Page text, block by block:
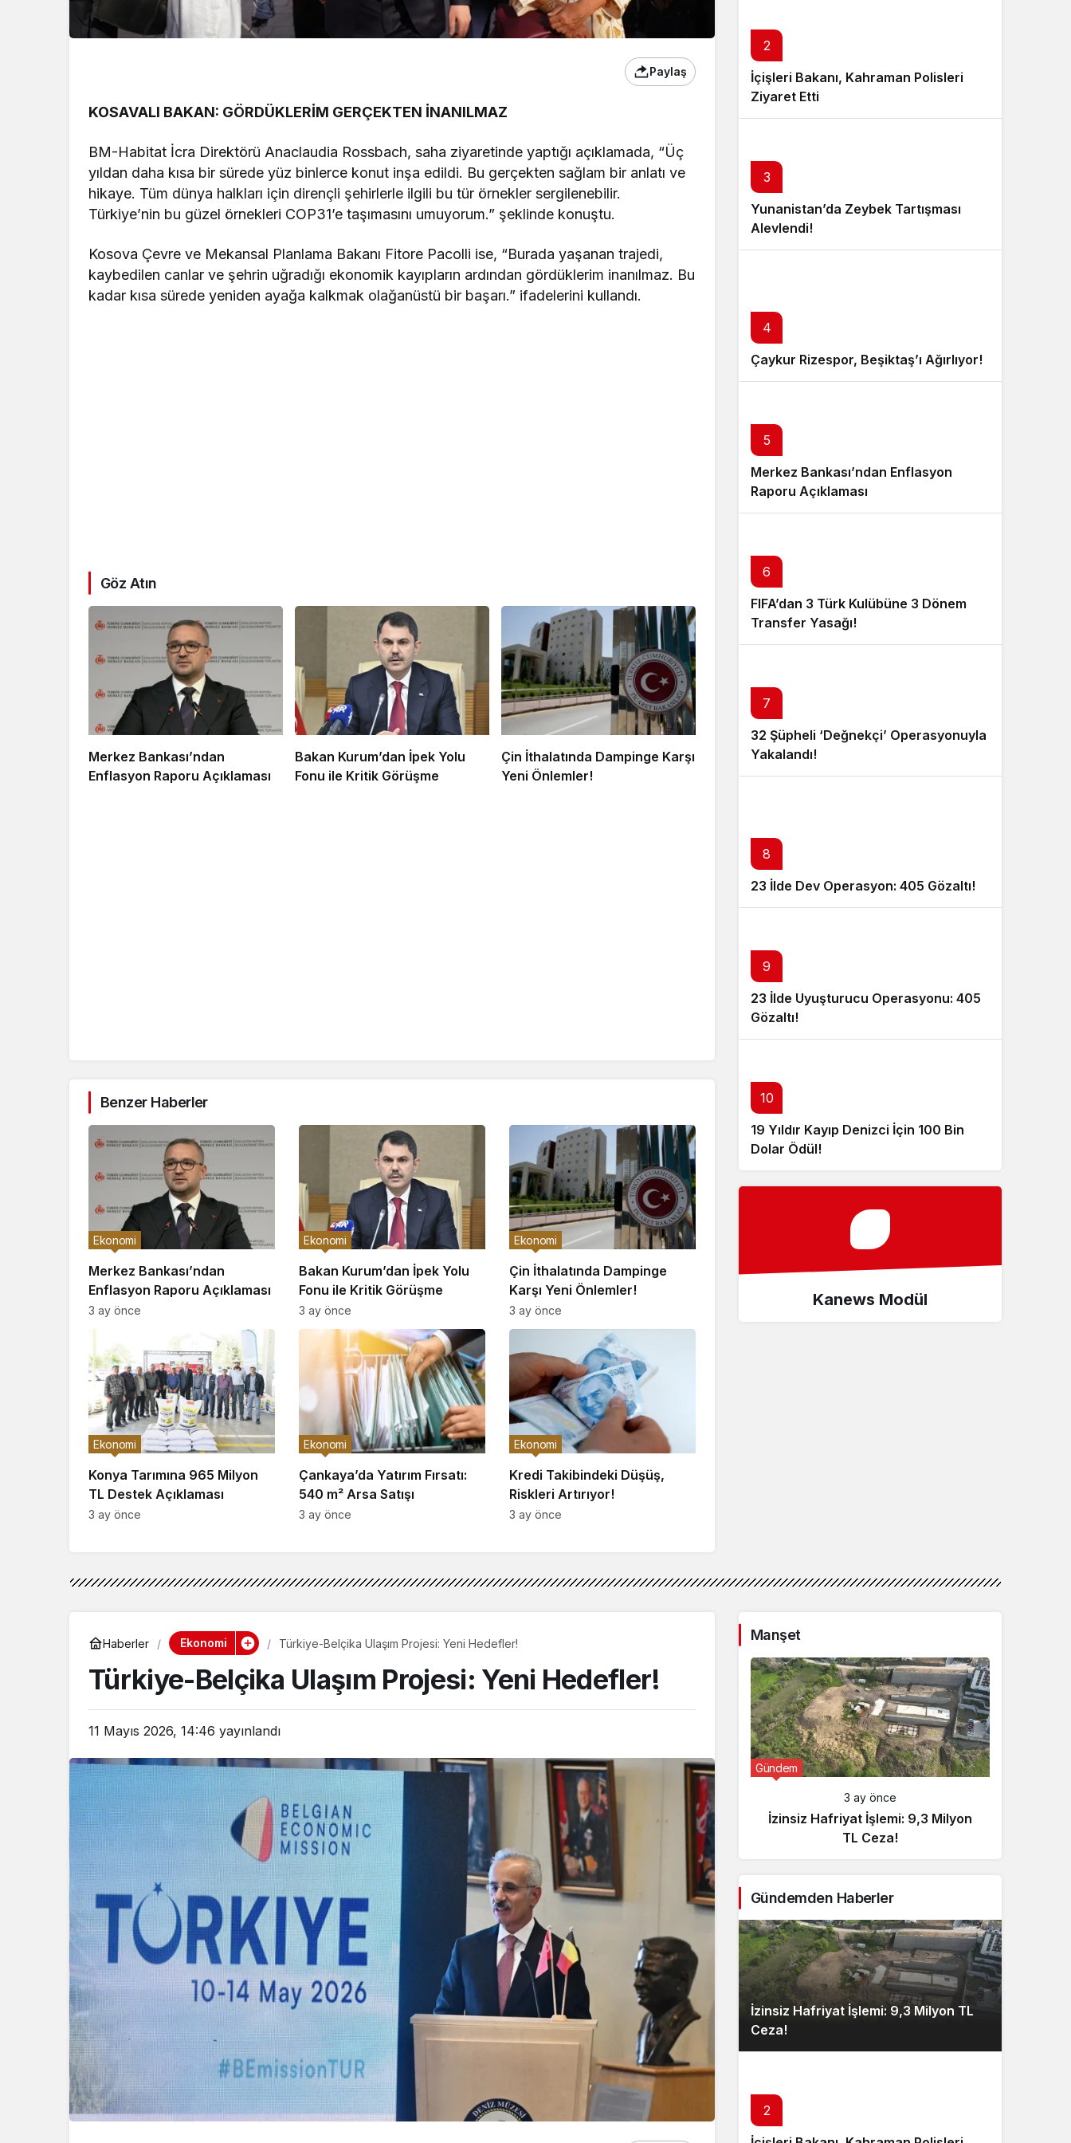
Paylaş
KOSAVALI BAKAN: GÖRDÜKLERİM GERÇEKTEN İNANILMAZ
BM-Habitat İcra Direktörü Anaclaudia Rossbach, saha ziyaretinde yaptığı açıklamada, “Üç
yıldan daha kısa bir sürede yüz binlerce konut inşa edildi. Bu gerçekten sağlam bir anlatı ve
hikaye. Tüm dünya halkları için dirençli şehirlerle ilgili bu tür örnekler sergilenebilir.
Türkiye’nin bu güzel örnekleri COP31’e taşımasını umuyorum.” şeklinde konuştu.
Kosova Çevre ve Mekansal Planlama Bakanı Fitore Pacolli ise, “Burada yaşanan trajedi,
kaybedilen canlar ve şehrin uğradığı ekonomik kayıpların ardından gördüklerim inanılmaz. Bu
kadar kısa sürede yeniden ayağa kalkmak olağanüstü bir başarı.” ifadelerini kullandı.
Göz Atın
Merkez Bankası’ndan
Enflasyon Raporu Açıklaması
Bakan Kurum’dan İpek Yolu
Fonu ile Kritik Görüşme
Çin İthalatında Dampinge Karşı
Yeni Önlemler!
Benzer Haberler
Merkez Bankası’ndan
Enflasyon Raporu Açıklaması
Ekonomi
3 ay önce
Bakan Kurum’dan İpek Yolu
Fonu ile Kritik Görüşme
Ekonomi
3 ay önce
Çin İthalatında Dampinge
Karşı Yeni Önlemler!
Ekonomi
3 ay önce
Konya Tarımına 965 Milyon
TL Destek Açıklaması
Ekonomi
3 ay önce
Çankaya’da Yatırım Fırsatı:
540 m² Arsa Satışı
Ekonomi
3 ay önce
Kredi Takibindeki Düşüş,
Riskleri Artırıyor!
Ekonomi
3 ay önce
2
İçişleri Bakanı, Kahraman Polisleri
Ziyaret Etti
3
Yunanistan’da Zeybek Tartışması
Alevlendi!
4
Çaykur Rizespor, Beşiktaş’ı Ağırlıyor!
5
Merkez Bankası’ndan Enflasyon
Raporu Açıklaması
6
FIFA’dan 3 Türk Kulübüne 3 Dönem
Transfer Yasağı!
7
32 Şüpheli ‘Değnekçi’ Operasyonuyla
Yakalandı!
8
23 İlde Dev Operasyon: 405 Gözaltı!
9
23 İlde Uyuşturucu Operasyonu: 405
Gözaltı!
10
19 Yıldır Kayıp Denizci İçin 100 Bin
Dolar Ödül!
Kanews Modül
Haberler Ekonomi Türkiye-Belçika Ulaşım Projesi: Yeni Hedefler!
Türkiye-Belçika Ulaşım Projesi: Yeni Hedefler!
11 Mayıs 2026, 14:46 yayınlandı
Manşet
Gündem
3 ay önce
İzinsiz Hafriyat İşlemi: 9,3 Milyon
TL Ceza!
Gündemden Haberler
İzinsiz Hafriyat İşlemi: 9,3 Milyon TL
Ceza!
2